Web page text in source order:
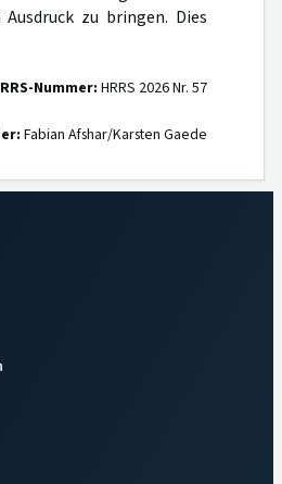
zu bringen. Dies
Nummer: HRRS 2026 Nr. 57
Fabian Afshar/Karsten Gaede